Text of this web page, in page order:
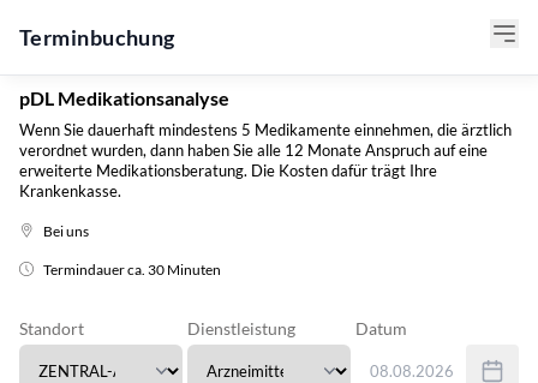
Terminbuchung
pDL Medikationsanalyse
Wenn Sie dauerhaft mindestens 5 Medikamente einnehmen, die ärztlich
verordnet wurden, dann haben Sie alle 12 Monate Anspruch auf eine
erweiterte Medikationsberatung. Die Kosten dafür trägt Ihre
Krankenkasse.
Bei uns
Termindauer ca. 30 Minuten
Standort Dienstleistung Datum
08.08.2026